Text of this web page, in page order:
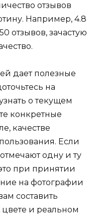
отзывов
Например, 4.8
отзывов, зачастую
дает полезные
на
о текущем
конкретные
качестве
Если
одну и ту
при принятии
на фотографии
составить
и реальном